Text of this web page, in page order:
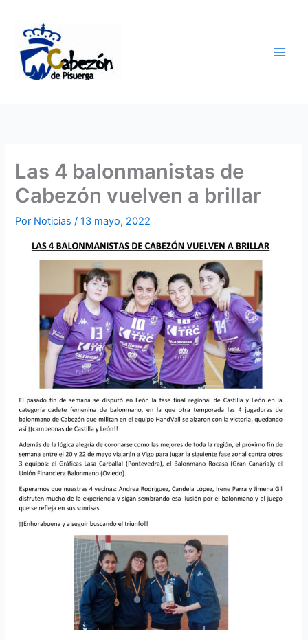
contenido
Las 4 balonmanistas de
Cabezón vuelven a brillar
Por Noticias/13 mayo, 2022